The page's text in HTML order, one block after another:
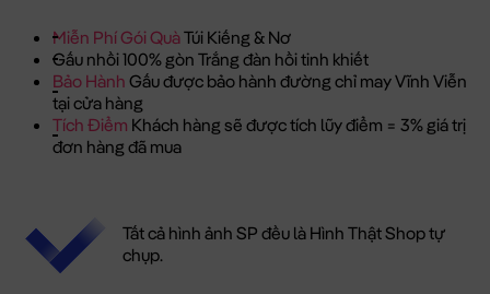
Miễn Phí Gói QuàTúi Kiếng & Nơ
Gấu nhồi 100% gòn Trắng đàn hồi tinh khiết
Bảo Hành Gấu được bảo hành đường chỉ may Vĩnh Viễn
tại cửa hàng
Tích Điểm Khách hàng sẽ được tích lũy điểm = 3% giá trị
đơn hàng đã mua
Tất cả hình ảnh SP đều là Hình Thật Shop tự
chụp.